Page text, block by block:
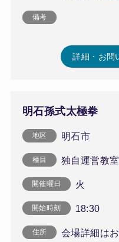
備考
詳細・お問
明石孫式太極拳
地区 明石市
種目 独自運営教
開催曜日 火
開始時刻 18:30
住所 会場詳細は